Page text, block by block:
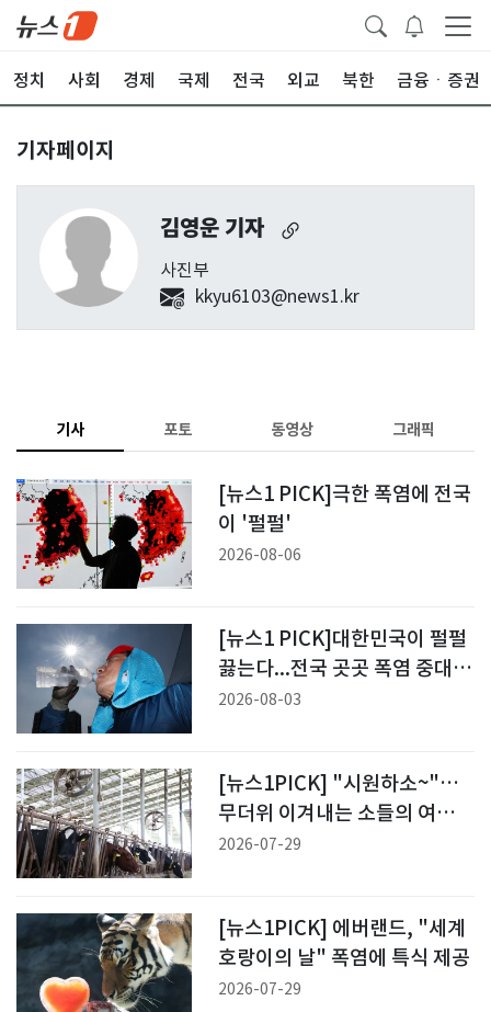
정치 사회 경제 국제 전국 외교 북한 금융ㆍ증권
기자페이지
김영운 기자
사진부
kkyu6103@news1.kr
기사 포토 동영상 그래픽
[뉴스1 PICK]극한 폭염에 전국
이 '펄펄'
2026-08-06
[뉴스1 PICK]대한민국이 펄펄
끓는다...전국 곳곳 폭염 중대경
보
2026-08-03
[뉴스1PICK] "시원하소~"…
무더위 이겨내는 소들의 여름나
기
2026-07-29
[뉴스1PICK] 에버랜드, "세계
호랑이의 날" 폭염에 특식 제공
2026-07-29